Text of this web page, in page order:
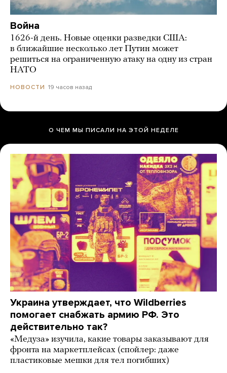
Война
1626-й день. Новые оценки разведки США:
в ближайшие несколько лет Путин может
решиться на ограниченную атаку на одну из стран
НАТО
НОВОСТИ 19 часов назад
О ЧЕМ МЫ ПИСАЛИ НА ЭТОЙ НЕДЕЛЕ
Украина утверждает, что Wildberries
помогает снабжать армию РФ. Это
действительно так?
«Медуза» изучила, какие товары заказывают для
фронта на маркетплейсах (спойлер: даже
пластиковые мешки для тел погибших)